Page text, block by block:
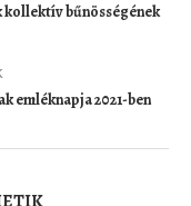
bűnösségének
emléknapja 2021-ben